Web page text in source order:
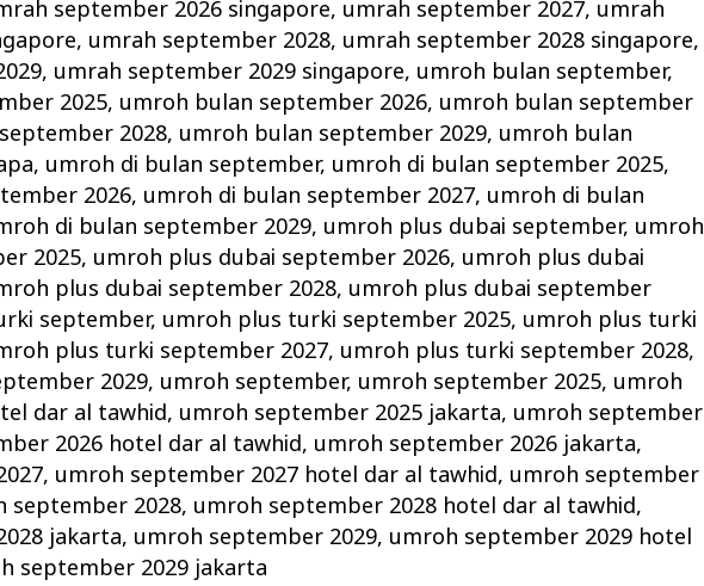
september 2026 singapore, umrah september 2027, umrah
, umrah september 2028, umrah september 2028 singapore,
, umrah september 2029 singapore, umroh bulan september,
2025, umroh bulan september 2026, umroh bulan september
2028, umroh bulan september 2029, umroh bulan
, umroh di bulan september, umroh di bulan september 2025,
2026, umroh di bulan september 2027, umroh di bulan
di bulan september 2029, umroh plus dubai september, umroh
2025, umroh plus dubai september 2026, umroh plus dubai
plus dubai september 2028, umroh plus dubai september
september, umroh plus turki september 2025, umroh plus turki
plus turki september 2027, umroh plus turki september 2028,
2029, umroh september, umroh september 2025, umroh
dar al tawhid, umroh september 2025 jakarta, umroh september
2026 hotel dar al tawhid, umroh september 2026 jakarta,
, umroh september 2027 hotel dar al tawhid, umroh september
september 2028, umroh september 2028 hotel dar al tawhid,
jakarta, umroh september 2029, umroh september 2029 hotel
september 2029 jakarta